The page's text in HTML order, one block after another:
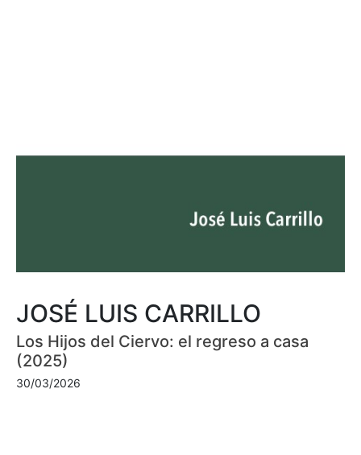
JOSÉ LUIS CARRILLO
Los Hijos del Ciervo: el regreso a casa
(2025)
30/03/2026